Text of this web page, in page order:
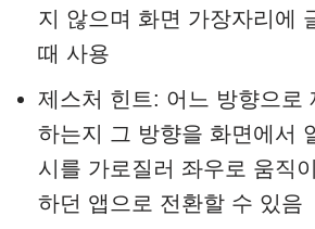
지 않으며 화면 가장자리에
때 사용
제스처 힌트: 어느 방향으로
하는지 그 방향을 화면에서
시를 가로질러 좌우로 움직
하던 앱으로 전환할 수 있음